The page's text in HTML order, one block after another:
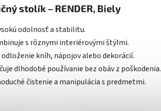
stolík – RENDER, Biely
odolnosť a stabilitu.
s rôznymi interiérovými štýlmi.
odloženie kníh, nápojov alebo dekorácií.
dlhodobé používanie bez obáv z poškodenia.
čistenie a manipulácia s predmetmi.